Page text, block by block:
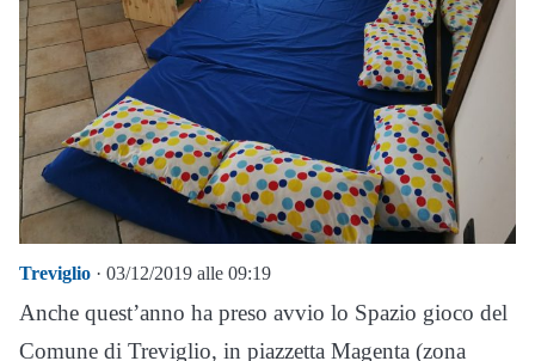
Treviglio · 03/12/2019 alle 09:19
Anche quest’anno ha preso avvio lo Spazio gioco del
Comune di Treviglio, in piazzetta Magenta (zona